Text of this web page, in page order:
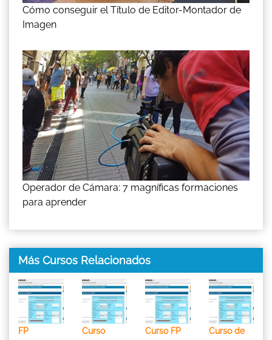
Cómo conseguir el Título de Editor-Montador de
Imagen
Operador de Cámara: 7 magníficas formaciones
para aprender
Más Cursos Relacionados
FP
Curso
Curso FP
Curso de